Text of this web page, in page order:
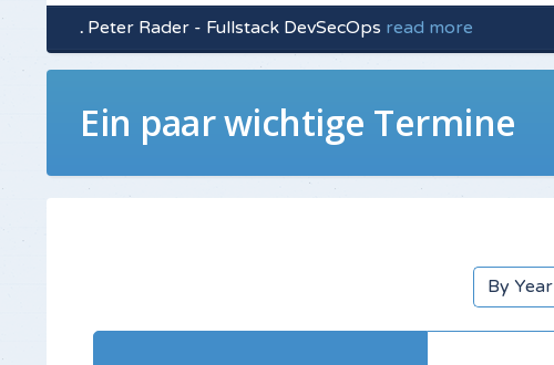
. Peter Rader - Fullstack DevSecOps read more
Ein paar wichtige Termine
By Year